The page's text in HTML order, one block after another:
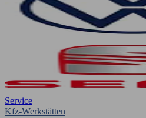
Service
Kfz-Werkstätten